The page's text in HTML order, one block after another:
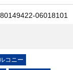
06018101
コニー